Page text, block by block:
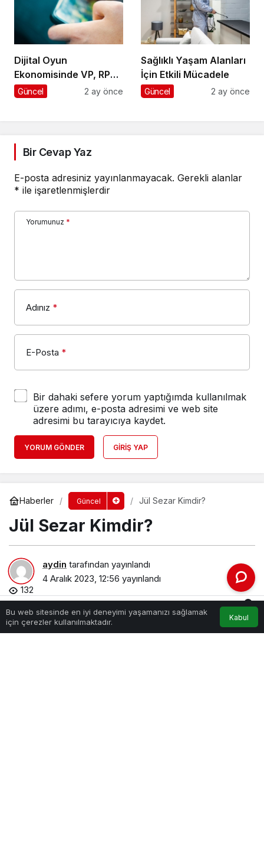
Dijital Oyun
Ekonomisinde VP, RP
ve UC Rehberi
Güncel 2 ay önce
Sağlıklı Yaşam Alanları
İçin Etkili Mücadele
Güncel 2 ay önce
Bir Cevap Yaz
E-posta adresiniz yayınlanmayacak. Gerekli alanlar
* ile işaretlenmişlerdir
Yorumunuz *
Adınız *
E-Posta *
Bir dahaki sefere yorum yaptığımda kullanılmak
üzere adımı, e-posta adresimi ve web site
adresimi bu tarayıcıya kaydet.
YORUM GÖNDER GIRIŞ YAP
Haberler Güncel Jül Sezar Kimdir?
Jül Sezar Kimdir?
aydin tarafından yayınlandı
4 Aralık 2023, 12:56 yayınlandı
132
Bu web sitesinde en iyi deneyimi yaşamanızı sağlamak
için çerezler kullanılmaktadır.
Kabul
Anasayfa Akış Bildirimler